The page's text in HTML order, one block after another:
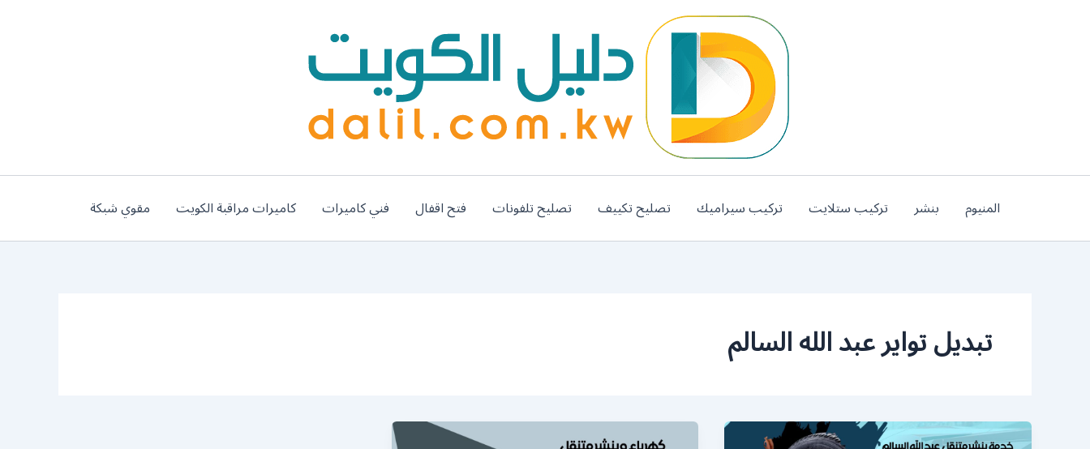
المنيوم بنشر تركيب ستلايت تركيب سيراميك تصليح تكييف تصليح تلفونات فتح اقفال فني كاميرات كاميرات مراقبة الكويت مقوي شبكة
تبديل تواير عبد الله السالم